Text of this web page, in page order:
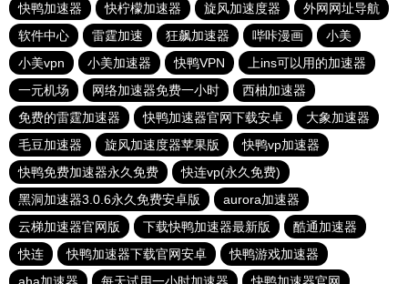
快鸭加速器
快柠檬加速器 旋风加速度器
外网网址导航
软件中心
雷霆加速 狂飙加速器 哔咔漫画
小美
小美vpn
小美加速器 快鸭VPN
上ins可以用的加速器
一元机场
网络加速器免费一小时
西柚加速器
免费的雷霆加速器
快鸭加速器官网下载安卓
大象加速器
毛豆加速器
旋风加速度器苹果版
快鸭vp加速器
快鸭免费加速器永久免费
快连vp(永久免费)
黑洞加速器3.0.6永久免费安卓版
aurora加速器
云梯加速器官网版
下载快鸭加速器最新版
酷通加速器
快连
快鸭加速器下载官网安卓
快鸭游戏加速器